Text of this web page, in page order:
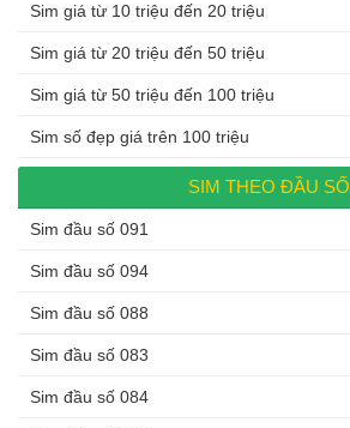
Sim giá từ 10 triệu đến 20 triệu
Sim giá từ 20 triệu đến 50 triệu
Sim giá từ 50 triệu đến 100 triệu
Sim số đẹp giá trên 100 triệu
SIM THEO ĐẦU SỐ
Sim đầu số 091
Sim đầu số 094
Sim đầu số 088
Sim đầu số 083
Sim đầu số 084